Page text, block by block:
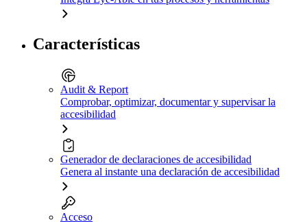
Características
Audit & Report
Comprobar, optimizar, documentar y supervisar la
accesibilidad
Generador de declaraciones de accesibilidad
Genera al instante una declaración de accesibilidad
Acceso